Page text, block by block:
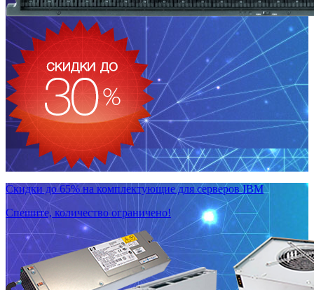
Скидки до 65% на комплектующие для серверов IBM
Спешите, количество ограничено!